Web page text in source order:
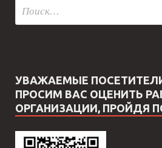
УВАЖАЕМЫЕ
ПРОСИМ ВАС ОЦЕНИТЬ
ОРГАНИЗАЦИИ, ПРОЙДЯ